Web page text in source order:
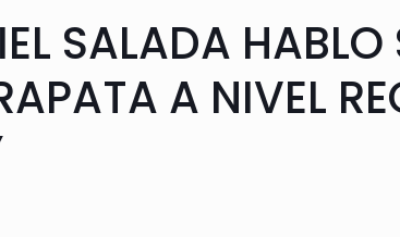
SALADA HABLO
A NIVEL